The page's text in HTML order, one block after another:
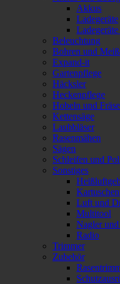
Akkus
Ladegeräte
Ladegeräte
Beleuchtung
Bohren und
Expand-it
Gartenpflege
Häcksler
Heckenpflege
Hobeln und
Kettensäge
Laubbläser
Rasenmähen
Sägen
Schleifen und
Sonstiges
Luft und
Multitool
Nagler
Radio
Trimmer
Zubehör